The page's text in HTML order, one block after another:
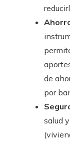
de
por
salud